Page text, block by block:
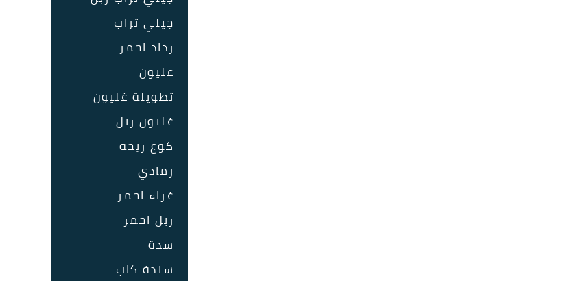
جيلي تراب
رداد احمر
غليون
تطويلة غليون
غليون ربل
كوع ريحة
رمادي
غراء احمر
ربل احمر
سدة
سندة كاب